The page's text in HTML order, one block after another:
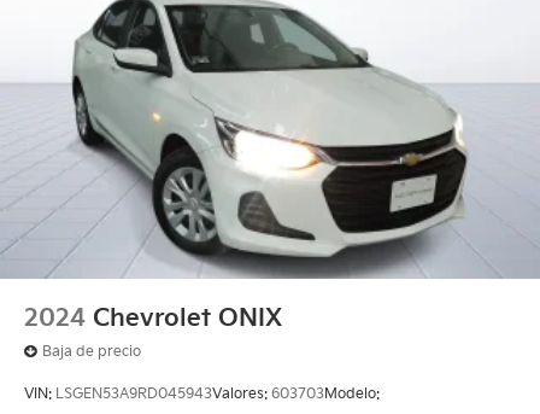
2024 Chevrolet ONIX
Baja de precio
VIN: LSGEN53A9RD045943Valores: 603703Modelo: